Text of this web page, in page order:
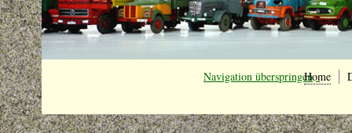
Navigation überspringenHome